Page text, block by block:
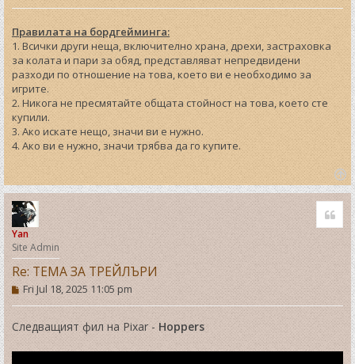
Правилата на бордгейминга:
1. Всички други неща, включително храна, дрехи, застраховка
за колата и пари за обяд, представляват непредвидени
разходи по отношение на това, което ви е необходимо за
игрите.
2. Никога не пресмятайте общата стойност на това, което сте
купили.
3. Ако искате нещо, значи ви е нужно.
4. Ако ви е нужно, значи трябва да го купите.
T
o
p
Yan
Site Admin
Re: ТЕМА ЗА ТРЕЙЛЪРИ
P
o
s
t
Fri Jul 18, 2025 11:05 pm
Следващият фил на Pixar -Hoppers